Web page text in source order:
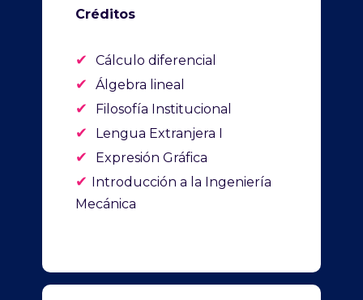
Créditos
✔Cálculo diferencial
✔Álgebra lineal
✔ Filosofía Institucional
✔ Lengua Extranjera I
✔ Expresión Gráfica
✔ Introducción a la Ingeniería
Mecánica